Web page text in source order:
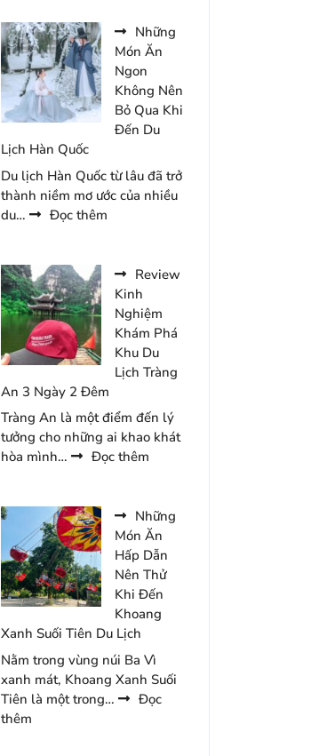
Những
Món Ăn
Ngon
Không Nên
Bỏ Qua Khi
Đến Du
Lịch Hàn Quốc
Du lịch Hàn Quốc từ lâu đã trở
thành niềm mơ ước của nhiều
du…
Đọc thêm
Ăn
Ngon
Không
Nên
Bỏ
Qua
Khi
Đến
Du
Lịch
Review
Kinh
Nghiệm
Khám Phá
Khu Du
Lịch Tràng
An 3 Ngày 2 Đêm
Tràng An là một điểm đến lý
tưởng cho những ai khao khát
hòa mình…
Đọc thêm
Nghiệm
Khám
Phá
Khu
Du
Lịch
An
3
Ngày
2
Những
Món Ăn
Hấp Dẫn
Nên Thử
Khi Đến
Khoang
Xanh Suối Tiên Du Lịch
Nằm trong vùng núi Ba Vì
xanh mát, Khoang Xanh Suối
Tiên là một trong…
Đọc
thêm